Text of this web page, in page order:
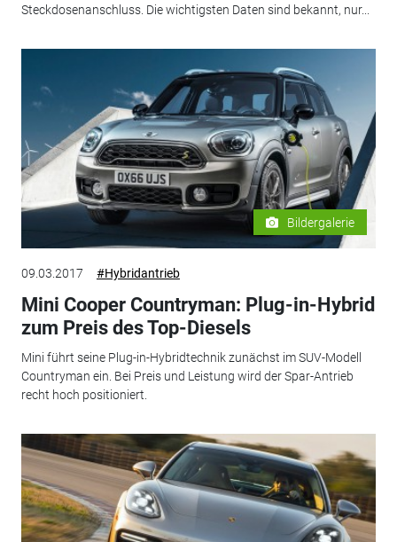
Steckdosenanschluss. Die wichtigsten Daten sind bekannt, nur...
Bildergalerie
09.03.2017 #Hybridantrieb
Mini Cooper Countryman: Plug-in-Hybrid
zum Preis des Top-Diesels
Mini führt seine Plug-in-Hybridtechnik zunächst im SUV-Modell
Countryman ein. Bei Preis und Leistung wird der Spar-Antrieb
recht hoch positioniert.